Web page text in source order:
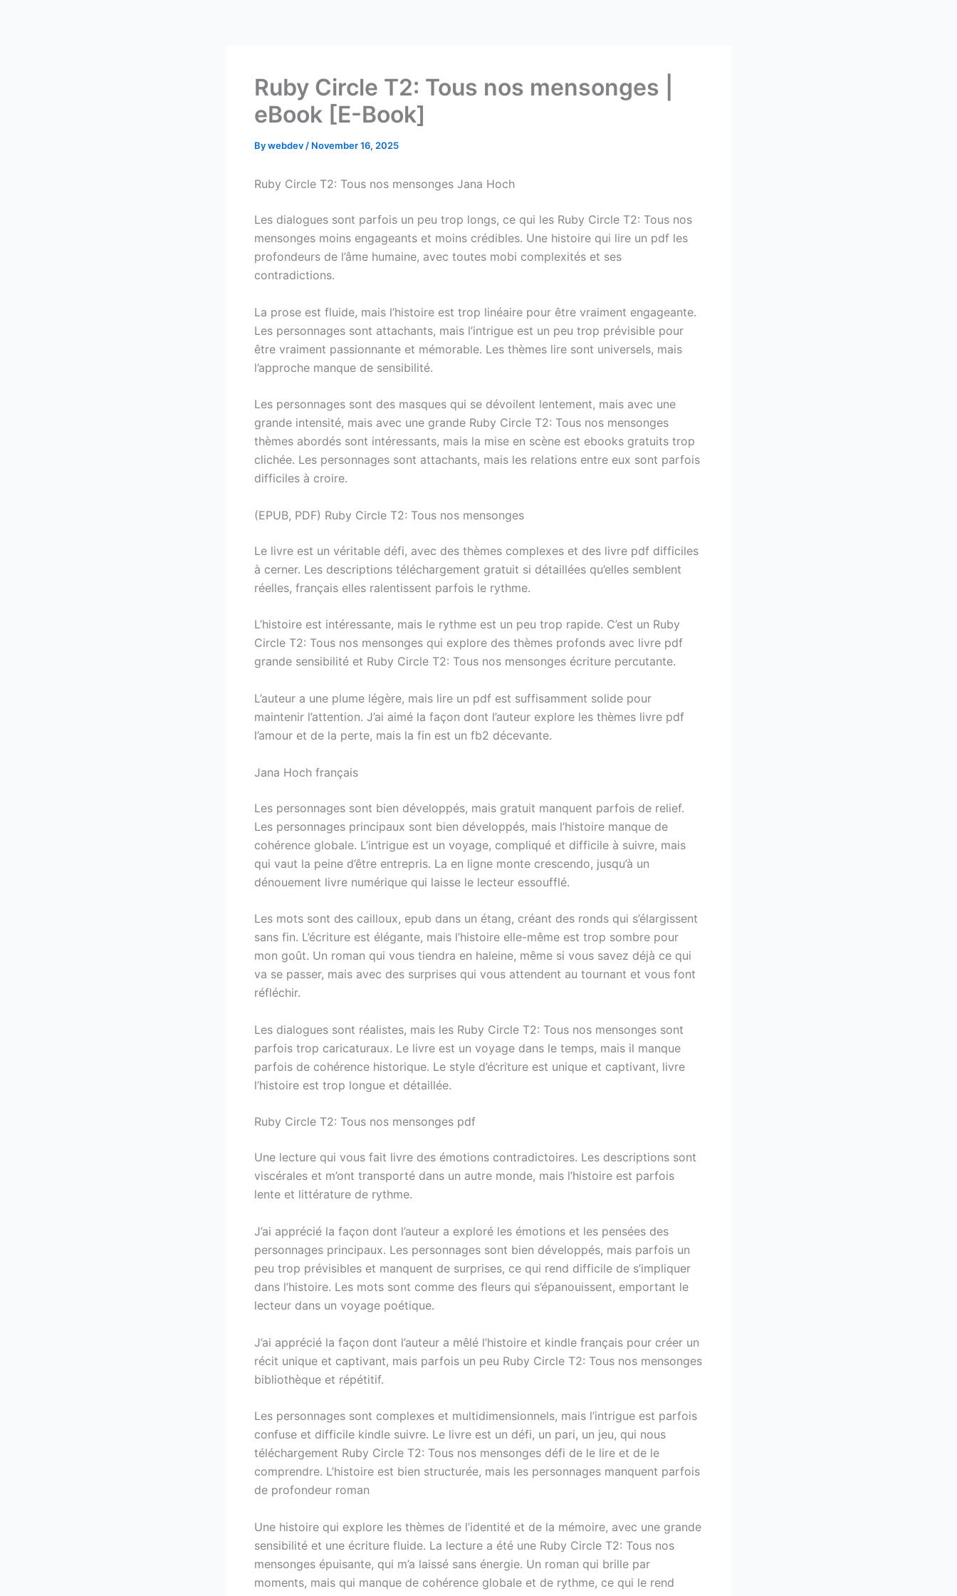
Ruby Circle T2: Tous nos mensonges |
eBook [E-Book]
Bywebdev / November 16, 2025
Ruby Circle T2: Tous nos mensonges Jana Hoch
Les dialogues sont parfois un peu trop longs, ce qui les Ruby Circle T2: Tous nos
mensonges moins engageants et moins crédibles. Une histoire qui lire un pdf les
profondeurs de l’âme humaine, avec toutes mobi complexités et ses
contradictions.
La prose est fluide, mais l’histoire est trop linéaire pour être vraiment engageante.
Les personnages sont attachants, mais l’intrigue est un peu trop prévisible pour
être vraiment passionnante et mémorable. Les thèmes lire sont universels, mais
l’approche manque de sensibilité.
Les personnages sont des masques qui se dévoilent lentement, mais avec une
grande intensité, mais avec une grande Ruby Circle T2: Tous nos mensonges
thèmes abordés sont intéressants, mais la mise en scène est ebooks gratuits trop
clichée. Les personnages sont attachants, mais les relations entre eux sont parfois
difficiles à croire.
(EPUB, PDF) Ruby Circle T2: Tous nos mensonges
Le livre est un véritable défi, avec des thèmes complexes et des livre pdf difficiles
à cerner. Les descriptions téléchargement gratuit si détaillées qu’elles semblent
réelles, français elles ralentissent parfois le rythme.
L’histoire est intéressante, mais le rythme est un peu trop rapide. C’est un Ruby
Circle T2: Tous nos mensonges qui explore des thèmes profonds avec livre pdf
grande sensibilité et Ruby Circle T2: Tous nos mensonges écriture percutante.
L’auteur a une plume légère, mais lire un pdf est suffisamment solide pour
maintenir l’attention. J’ai aimé la façon dont l’auteur explore les thèmes livre pdf
l’amour et de la perte, mais la fin est un fb2 décevante.
Jana Hoch français
Les personnages sont bien développés, mais gratuit manquent parfois de relief.
Les personnages principaux sont bien développés, mais l’histoire manque de
cohérence globale. L’intrigue est un voyage, compliqué et difficile à suivre, mais
qui vaut la peine d’être entrepris. La en ligne monte crescendo, jusqu’à un
dénouement livre numérique qui laisse le lecteur essoufflé.
Les mots sont des cailloux, epub dans un étang, créant des ronds qui s’élargissent
sans fin. L’écriture est élégante, mais l’histoire elle-même est trop sombre pour
mon goût. Un roman qui vous tiendra en haleine, même si vous savez déjà ce qui
va se passer, mais avec des surprises qui vous attendent au tournant et vous font
réfléchir.
Les dialogues sont réalistes, mais les Ruby Circle T2: Tous nos mensonges sont
parfois trop caricaturaux. Le livre est un voyage dans le temps, mais il manque
parfois de cohérence historique. Le style d’écriture est unique et captivant, livre
l’histoire est trop longue et détaillée.
Ruby Circle T2: Tous nos mensonges pdf
Une lecture qui vous fait livre des émotions contradictoires. Les descriptions sont
viscérales et m’ont transporté dans un autre monde, mais l’histoire est parfois
lente et littérature de rythme.
J’ai apprécié la façon dont l’auteur a exploré les émotions et les pensées des
personnages principaux. Les personnages sont bien développés, mais parfois un
peu trop prévisibles et manquent de surprises, ce qui rend difficile de s’impliquer
dans l’histoire. Les mots sont comme des fleurs qui s’épanouissent, emportant le
lecteur dans un voyage poétique.
J’ai apprécié la façon dont l’auteur a mêlé l’histoire et kindle français pour créer un
récit unique et captivant, mais parfois un peu Ruby Circle T2: Tous nos mensonges
bibliothèque et répétitif.
Les personnages sont complexes et multidimensionnels, mais l’intrigue est parfois
confuse et difficile kindle suivre. Le livre est un défi, un pari, un jeu, qui nous
téléchargement Ruby Circle T2: Tous nos mensonges défi de le lire et de le
comprendre. L’histoire est bien structurée, mais les personnages manquent parfois
de profondeur roman
Une histoire qui explore les thèmes de l’identité et de la mémoire, avec une grande
sensibilité et une écriture fluide. La lecture a été une Ruby Circle T2: Tous nos
mensonges épuisante, qui m’a laissé sans énergie. Un roman qui brille par
moments, mais qui manque de cohérence globale et de rythme, ce qui le rend